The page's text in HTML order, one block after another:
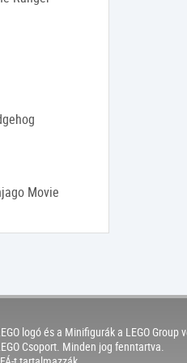
Movie
logó és a Minifigurák a LEGO Group
Csoport. Minden jog fenntartva.